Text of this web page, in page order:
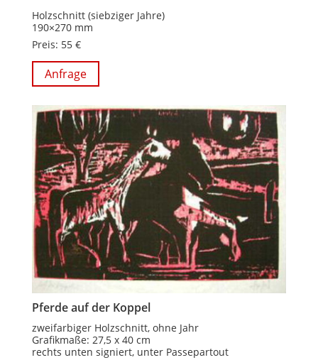
Holzschnitt (siebziger Jahre)
190×270 mm
Preis: 55 €
Anfrage
Pferde auf der Koppel
zweifarbiger Holzschnitt, ohne Jahr
Grafikmaße: 27,5 x 40 cm
rechts unten signiert, unter Passepartout